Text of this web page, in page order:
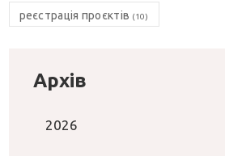
реєстрація проєктів (10)
Архів
2026